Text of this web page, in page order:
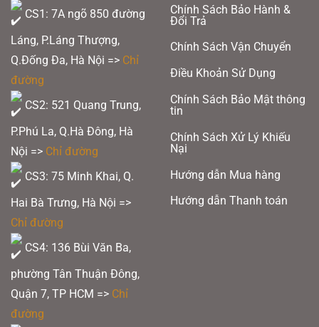
CS1: 7A ngõ 850 đường
Láng, P.Láng Thượng,
Q.Đống Đa, Hà Nội => Chỉ
đường
CS2: 521 Quang Trung,
P.Phú La, Q.Hà Đông, Hà
Nội => Chỉ đường
CS3: 75 Minh Khai, Q.
Hai Bà Trưng, Hà Nội =>
Chỉ đường
CS4: 136 Bùi Văn Ba,
phường Tân Thuận Đông,
Quận 7, TP HCM => Chỉ
đường
Chính Sách Bảo Hành &
Đổi Trả
Chính Sách Vận Chuyển
Điều Khoản Sử Dụng
Chính Sách Bảo Mật thông
tin
Chính Sách Xử Lý Khiếu
Nại
Hướng dẫn Mua hàng
Hướng dẫn Thanh toán